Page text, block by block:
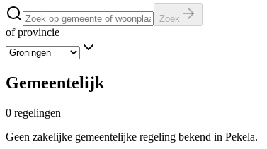
Zoek
of provincie
Gemeentelijk
0 regelingen
Geen zakelijke gemeentelijke regeling bekend in Pekela.